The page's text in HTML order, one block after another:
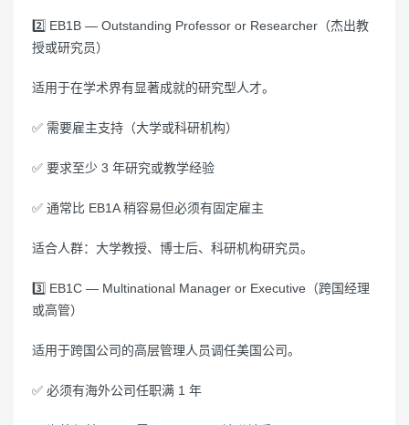
2️⃣ EB1B — Outstanding Professor or Researcher（杰出教
授或研究员）
适用于在学术界有显著成就的研究型人才。
✅ 需要雇主支持（大学或科研机构）
✅ 要求至少 3 年研究或教学经验
✅ 通常比 EB1A 稍容易但必须有固定雇主
适合人群：大学教授、博士后、科研机构研究员。
3️⃣ EB1C — Multinational Manager or Executive（跨国经理
或高管）
适用于跨国公司的高层管理人员调任美国公司。
✅ 必须有海外公司任职满 1 年